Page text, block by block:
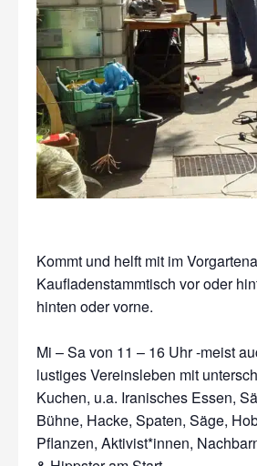
Kommt und helft mit im
Kaufladenstammtisch vor oder
hinten oder vorne.
Mi – Sa von 11 – 16 Uhr -meist
lustiges Vereinsleben mit
Kuchen, u.a. Iranisches Essen,
Bühne, Hacke, Spaten, Säge,
Pflanzen, Aktivist*innen,